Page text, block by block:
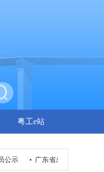
粤工e站
示 广东省总工会2026年考